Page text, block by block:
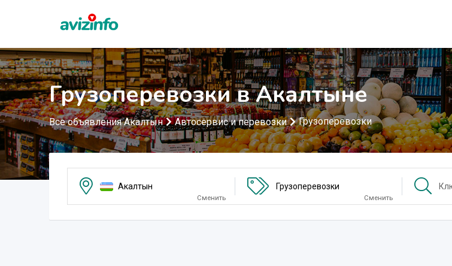
Грузоперевозки в Акалтыне
Все объявления Акалтын Автосервис и перевозки Грузоперевозки
Акалтын
Сменить
Грузоперевозки
Сменить